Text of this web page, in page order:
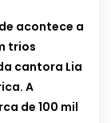
acontece a
trios
cantora Lia
A
de 100 mil